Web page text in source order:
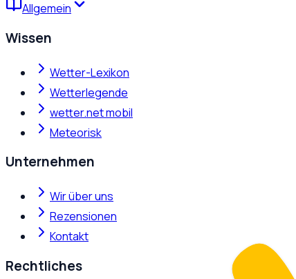
Allgemein
Wissen
Wetter-Lexikon
Wetterlegende
wetter.net mobil
Meteorisk
Unternehmen
Wir über uns
Rezensionen
Kontakt
Rechtliches